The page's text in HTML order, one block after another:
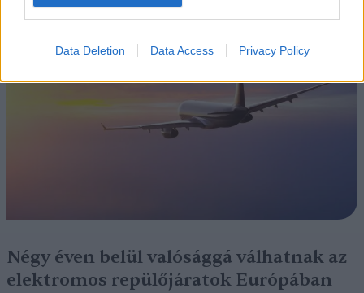
Data Deletion Data Access Privacy Policy
Négy éven belül valósággá válhatnak az
elektromos repülőjáratok Európában